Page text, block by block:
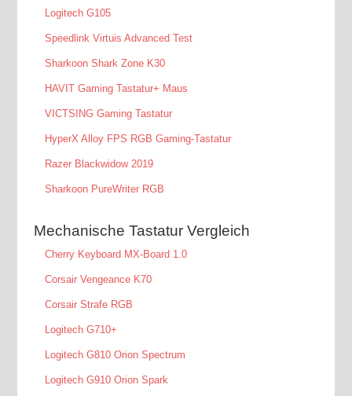
Logitech G105
Speedlink Virtuis Advanced Test
Sharkoon Shark Zone K30
HAVIT Gaming Tastatur+ Maus
VICTSING Gaming Tastatur
HyperX Alloy FPS RGB Gaming-Tastatur
Razer Blackwidow 2019
Sharkoon PureWriter RGB
Mechanische Tastatur Vergleich
Cherry Keyboard MX-Board 1.0
Corsair Vengeance K70
Corsair Strafe RGB
Logitech G710+
Logitech G810 Orion Spectrum
Logitech G910 Orion Spark